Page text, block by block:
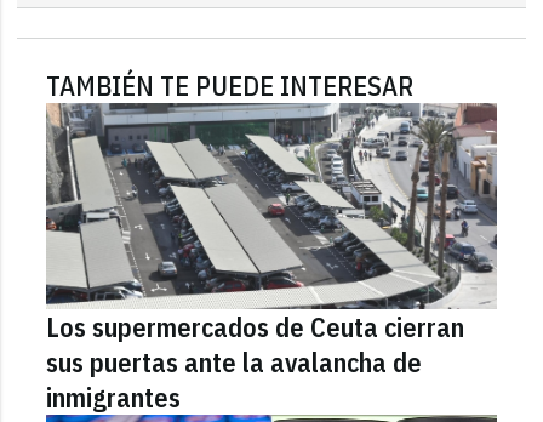
TAMBIÉN TE PUEDE INTERESAR
Los supermercados de Ceuta cierran
sus puertas ante la avalancha de
inmigrantes